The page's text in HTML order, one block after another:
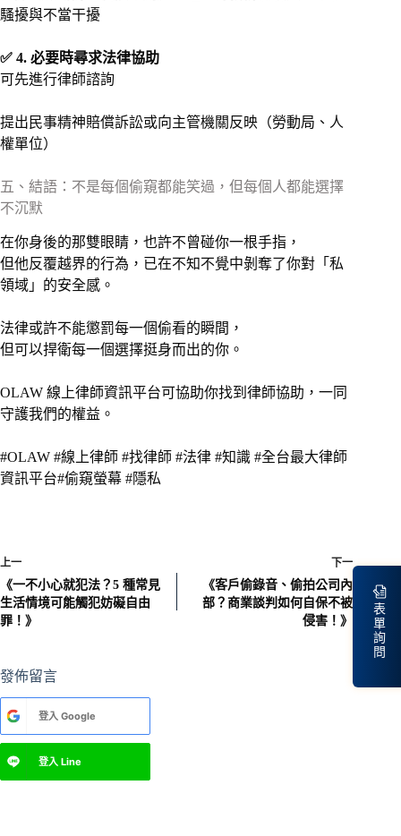
表
單
詢
問
騷擾與不當干擾
✅ 4. 必要時尋求法律協助
可先進行律師諮詢
提出民事精神賠償訴訟或向主管機關反映（勞動局、人
權單位）
五、結語：不是每個偷窺都能笑過，但每個人都能選擇
不沉默
在你身後的那雙眼睛，也許不曾碰你一根手指，
但他反覆越界的行為，已在不知不覺中剝奪了你對「私
領域」的安全感。
法律或許不能懲罰每一個偷看的瞬間，
但可以捍衛每一個選擇挺身而出的你。
OLAW 線上律師資訊平台可協助你找到律師協助，一同
守護我們的權益。
#OLAW #線上律師 #找律師 #法律 #知識 #全台最大律師
資訊平台#偷窺螢幕 #隱私
上一
《一不小心就犯法？5 種常見
生活情境可能觸犯妨礙自由
罪！》
下一
《客戶偷錄音、偷拍公司內
部？商業談判如何自保不被
侵害！》
發佈留言
登入 Google
登入 Line
A
t
n